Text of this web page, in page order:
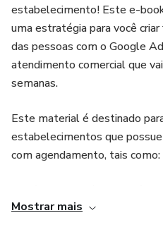
estabelecimento! Este e-
uma estratégia para você
das pessoas com o Google
atendimento comercial que
semanas.
Este material é destinado
estabelecimentos que
com agendamento, tais como:
Mostrar mais